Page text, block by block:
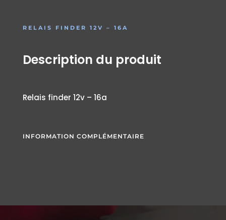
RELAIS FINDER 12V – 16A
Description du produit
Relais finder 12v – 16a
INFORMATION COMPLÉMENTAIRE